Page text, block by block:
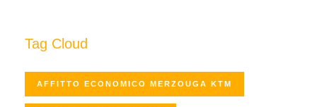
Tag Cloud
AFFITTO ECONOMICO MERZOUGA KTM